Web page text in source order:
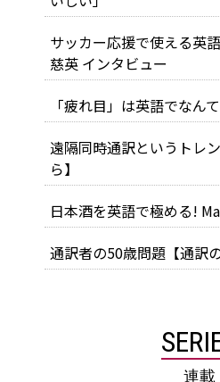
サッカー応援で使える英
慈英 インタビュー
「疲れ目」は英語でなん
遠隔同時通訳というトレ
ら】
日本酒を英語で極める!
通訳者の50歳問題【通訳
連載